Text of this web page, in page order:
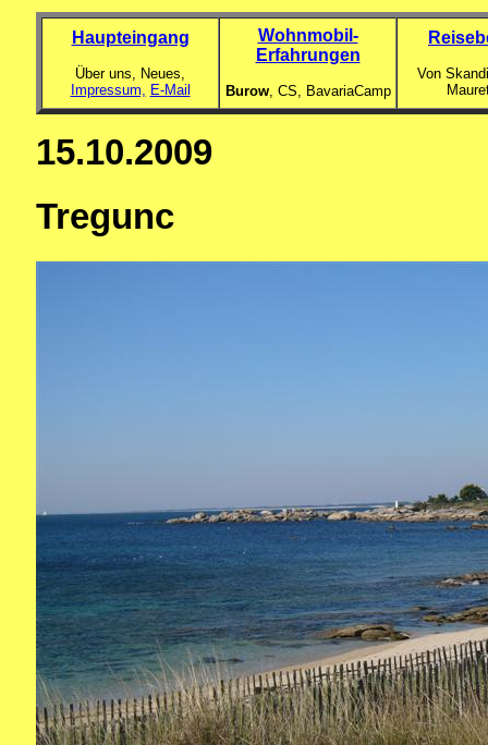
Haupteingang
Über uns, Neues,
Impressum, E-Mail
Wohnmobil-
Erfahrungen
Burow, CS, BavariaCamp
Von
15.10.2009
Tregunc